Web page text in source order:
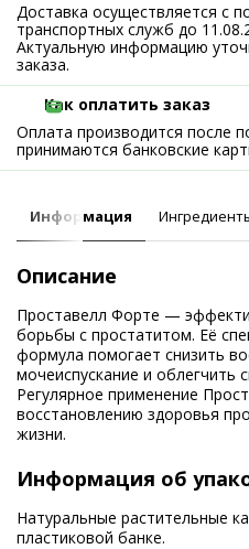
Доставка осуществляется с
транспортных служб до
Актуальную информацию
заказа.
Как оплатить заказ
Оплата производится после
принимаются банковские
Информация
Описание
Проставелл Форте —
борьбы с простатитом. Её
формула помогает снизить
мочеиспускание и облегчить
Регулярное применение
восстановлению здоровья
жизни.
Информация об
Натуральные растительные
пластиковой банке.